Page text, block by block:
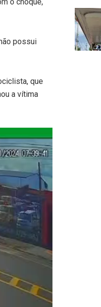
o choque,
possui
que
a vítima